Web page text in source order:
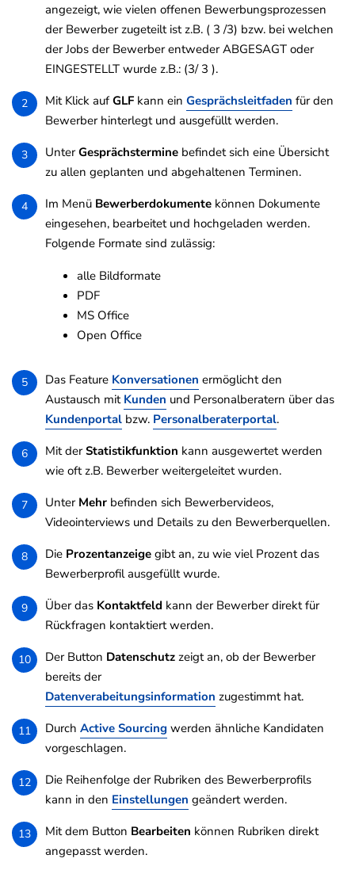
angezeigt, wie vielen offenen Bewerbungsprozessen
der Bewerber zugeteilt ist z.B. ( 3 /3) bzw. bei welchen
der Jobs der Bewerber entweder ABGESAGT oder
EINGESTELLT wurde z.B.: (3/ 3 ).
2 Mit Klick auf GLF kann ein Gesprächsleitfaden für den
Bewerber hinterlegt und ausgefüllt werden.
3 UnterGesprächstermine befindet sich eine Übersicht
zu allen geplanten und abgehaltenen Terminen.
4 Im Menü Bewerberdokumente können Dokumente
eingesehen, bearbeitet und hochgeladen werden.
Folgende Formate sind zulässig:
alle Bildformate
PDF
MS Office
Open Office
5 Das Feature Konversationen ermöglicht den
Austausch mit Kunden und Personalberatern über das
Kundenportal bzw. Personalberaterportal.
6 Mit derStatistikfunktion kann ausgewertet werden
wie oft z.B. Bewerber weitergeleitet wurden.
7 Unter Mehr befinden sich Bewerbervideos,
Videointerviews und Details zu den Bewerberquellen.
8 Die Prozentanzeige gibt an, zu wie viel Prozent das
Bewerberprofil ausgefüllt wurde.
9 Über das Kontaktfeld kann der Bewerber direkt für
Rückfragen kontaktiert werden.
10 Der Button Datenschutz zeigt an, ob der Bewerber
bereits der
Datenverabeitungsinformation zugestimmt hat.
11 Durch Active Sourcing werden ähnliche Kandidaten
vorgeschlagen.
12
Die Reihenfolge der Rubriken des Bewerberprofils
kann in den Einstellungen geändert werden.
13 Mit dem Button Bearbeiten können Rubriken direkt
angepasst werden.